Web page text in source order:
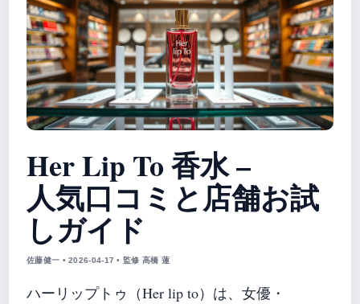
Her Lip To 香水 –
人気口コミと店舗お試
しガイド
佐藤健一 • 2026-04-17 • 監修 高橋 蓮
ハーリップトゥ（Her lip to）は、女優・